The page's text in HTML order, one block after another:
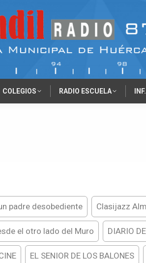
COLEGIOS RADIO ESCUELA
padre desobediente Clasijazz
el otro lado del Muro DIARIO
EL SENIOR DE LOS BALONES